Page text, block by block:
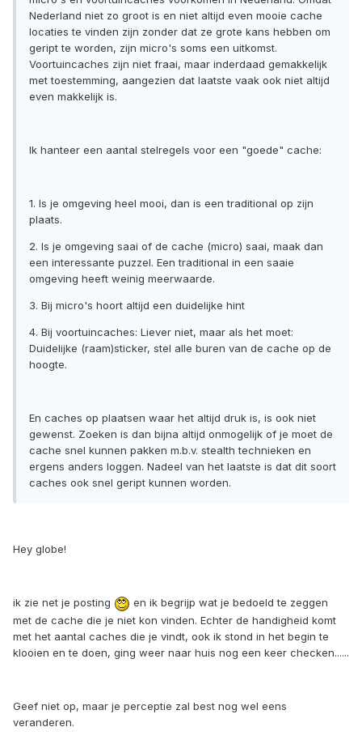
Nederland niet zo groot is en niet altijd even mooie cache
locaties te vinden zijn zonder dat ze grote kans hebben om
geript te worden, zijn micro's soms een uitkomst.
Voortuincaches zijn niet fraai, maar inderdaad gemakkelijk
met toestemming, aangezien dat laatste vaak ook niet altijd
even makkelijk is.
Ik hanteer een aantal stelregels voor een "goede" cache:
1. Is je omgeving heel mooi, dan is een traditional op zijn
plaats.
2. Is je omgeving saai of de cache (micro) saai, maak dan
een interessante puzzel. Een traditional in een saaie
omgeving heeft weinig meerwaarde.
3. Bij micro's hoort altijd een duidelijke hint
4. Bij voortuincaches: Liever niet, maar als het moet:
Duidelijke (raam)sticker, stel alle buren van de cache op de
hoogte.
En caches op plaatsen waar het altijd druk is, is ook niet
gewenst. Zoeken is dan bijna altijd onmogelijk of je moet de
cache snel kunnen pakken m.b.v. stealth technieken en
ergens anders loggen. Nadeel van het laatste is dat dit soort
caches ook snel geript kunnen worden.
Hey globe!
ik zie net je posting
en ik begrijp wat je bedoeld te zeggen
met de cache die je niet kon vinden. Echter de handigheid komt
met het aantal caches die je vindt, ook ik stond in het begin te
klooien en te doen, ging weer naar huis nog een keer checken......
Geef niet op, maar je perceptie zal best nog wel eens
veranderen.